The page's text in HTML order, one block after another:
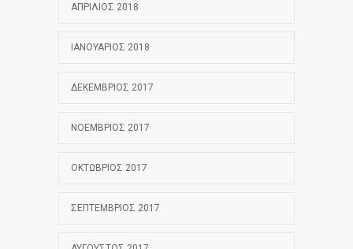
ΑΠΡΊΛΙΟΣ 2018
ΙΑΝΟΥΆΡΙΟΣ 2018
ΔΕΚΈΜΒΡΙΟΣ 2017
ΝΟΈΜΒΡΙΟΣ 2017
ΟΚΤΏΒΡΙΟΣ 2017
ΣΕΠΤΈΜΒΡΙΟΣ 2017